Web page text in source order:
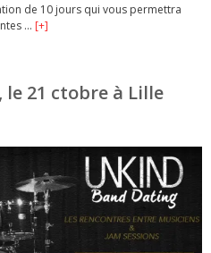
de 10 jours qui vous permettra
… [+]
21 ctobre à Lille